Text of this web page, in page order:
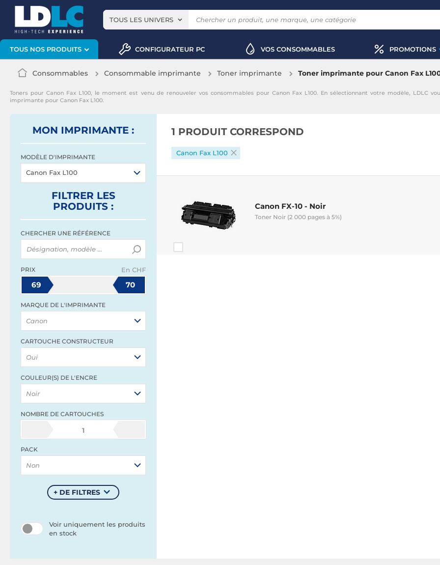
TOUS LES UNIVERS
TOUS NOS PRODUITS CONFIGURATEUR PC VOS CONSOMMABLES PROMOTIONS
Consommables Consommable imprimante Toner imprimante Toner imprimante pour Canon Fax
Toners pour Canon Fax L100, le moment est venu de renouveler vos consommables pour Canon Fax L100. En sélectionnant votre modèle, LDLC
imprimante pour Canon Fax L100.
MON IMPRIMANTE :
MODÈLE D'IMPRIMANTE
Canon Fax L100
FILTRER LES
PRODUITS :
CHERCHER UNE RÉFÉRENCE
PRIX En CHF
69 70
MARQUE DE L'IMPRIMANTE
Canon
CARTOUCHE CONSTRUCTEUR
Oui
COULEUR(S) DE L'ENCRE
Noir
NOMBRE DE CARTOUCHES
1
PACK
Non
+ DE FILTRES
Voir uniquement les produits
en stock
1 PRODUIT CORRESPOND
Canon Fax L100
Canon FX-10 - Noir
Toner Noir (2 000 pages à 5%)